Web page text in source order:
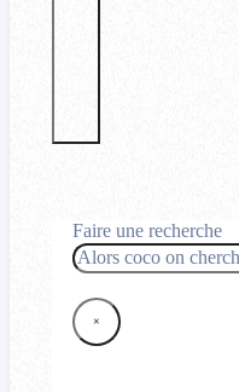
Faire une recherche
Rechercher
×